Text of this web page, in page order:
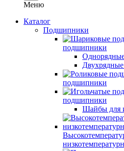
Меню
Каталог
Подшипники
подшипники
подшипники
подшипники
Шайбы для